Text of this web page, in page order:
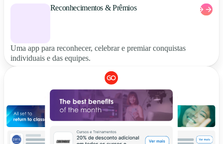
Reconhecimentos & Prêmios
Uma app para reconhecer, celebrar e premiar conquistas
individuais e das equipes.